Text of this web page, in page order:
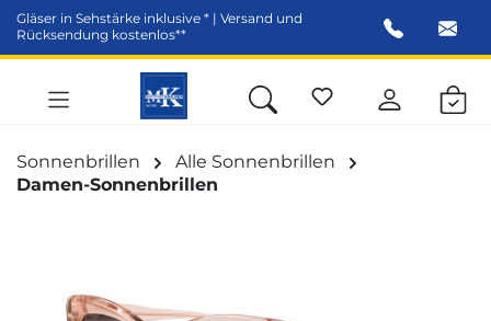
springen
Gläser in Sehstärke inklusive * | Versand und
Rücksendung kostenlos**
Sonnenbrillen
Alle Sonnenbrillen
Damen-Sonnenbrillen